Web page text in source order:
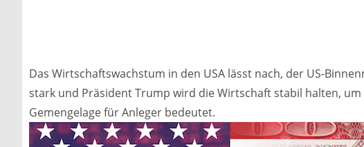
Das Wirtschaftswachstum in den USA lässt nach, der US-
stark und Präsident Trump wird die Wirtschaft stabil halten, um
Gemengelage für Anleger bedeutet.